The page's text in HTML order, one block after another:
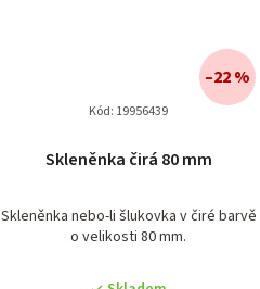
Skleněnka čirá 80 mm
Skleněnka nebo-li šlukovka v čiré barvě
o velikosti 80 mm.
–22 %
Kód: 19956439